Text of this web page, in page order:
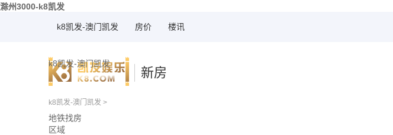
滁州3000-k8凯发
k8凯发-澳门凯发 房价 楼讯
k8凯发-澳门凯发
新房
k8凯发-澳门凯发 >
地铁找房
区域